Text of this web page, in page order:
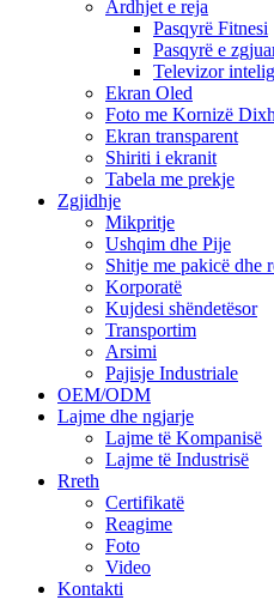
Ardhjet e reja
Pasqyrë Fitnesi
Pasqyrë e
Televizor
Ekran Oled
Foto me Kornizë
Ekran transparent
Shiriti i ekranit
Tabela me prekje
Zgjidhje
Mikpritje
Ushqim dhe Pije
Shitje me pakicë dhe
Korporatë
Kujdesi shëndetësor
Transportim
Arsimi
Pajisje Industriale
OEM/ODM
Lajme dhe ngjarje
Lajme të Kompanisë
Lajme të Industrisë
Rreth
Certifikatë
Reagime
Foto
Video
Kontakti